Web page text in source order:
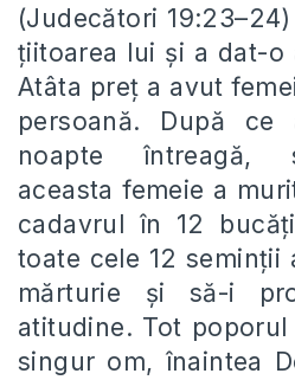
(Judecători
țiitoarea lui și a dat-o
Atâta preț a avut
persoană. După
noapte întreagă,
aceasta femeie a
cadavrul în 12
toate cele 12 seminții
mărturie și să-i
atitudine. Tot
singur om, înaintea